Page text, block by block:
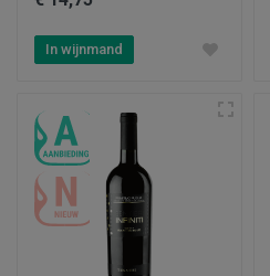
In wijnmand